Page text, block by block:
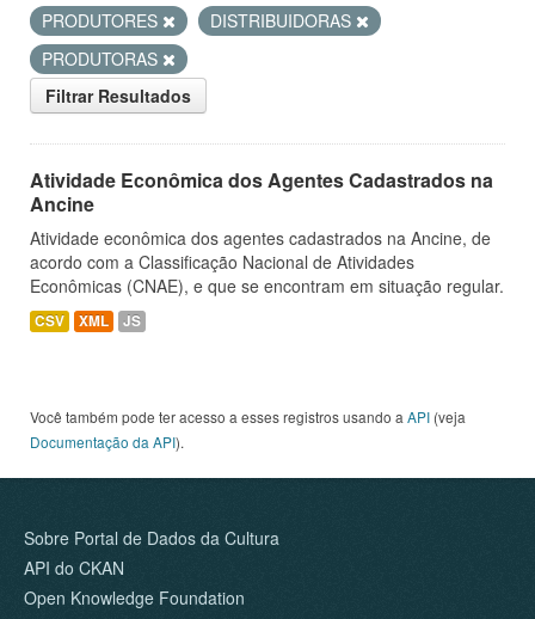
PRODUTORES
DISTRIBUIDORAS
PRODUTORAS
Filtrar Resultados
Atividade Econômica dos Agentes Cadastrados na
Ancine
Atividade econômica dos agentes cadastrados na Ancine, de
acordo com a Classificação Nacional de Atividades
Econômicas (CNAE), e que se encontram em situação regular.
CSV XML JS
Você também pode ter acesso a esses registros usando a API (veja
Documentação da API).
Sobre Portal de Dados da Cultura
API do CKAN
Open Knowledge Foundation